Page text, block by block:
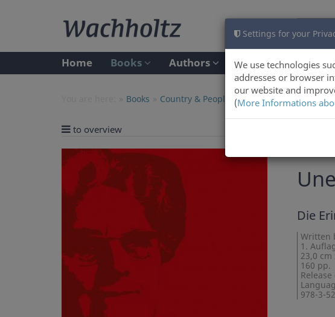
Settings for your
We use technologies
addresses or browser
our website and
(More Informations
Home Books Authors
Books Country & People
to overview
Die
Written
1.
23,0 cm
160 pp.
Release
978-3-